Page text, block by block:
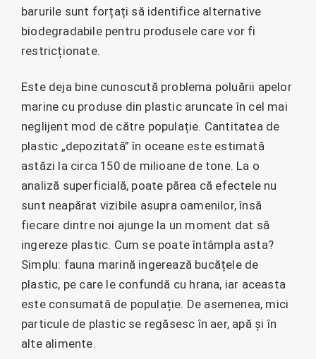
barurile sunt forțați să identifice alternative
biodegradabile pentru produsele care vor fi
restricționate.
Este deja bine cunoscută problema poluării apelor
marine cu produse din plastic aruncate în cel mai
neglijent mod de către populație. Cantitatea de
plastic „depozitată” în oceane este estimată
astăzi la circa 150 de milioane de tone. La o
analiză superficială, poate părea că efectele nu
sunt neapărat vizibile asupra oamenilor, însă
fiecare dintre noi ajunge la un moment dat să
ingereze plastic. Cum se poate întâmpla asta?
Simplu: fauna marină ingerează bucățele de
plastic, pe care le confundă cu hrana, iar aceasta
este consumată de populație. De asemenea, mici
particule de plastic se regăsesc în aer, apă și în
alte alimente.